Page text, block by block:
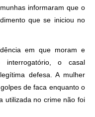
informaram que o
que se iniciou no
em que moram e
interrogatório, o casal
defesa. A mulher
de faca enquanto o
utilizada no crime não foi